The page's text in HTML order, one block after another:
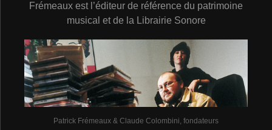
Frémeaux est l’éditeur de référence du patrimoine
musical et de la Librairie Sonore
Patrick Frémeaux & Claude Colombini, fondateurs